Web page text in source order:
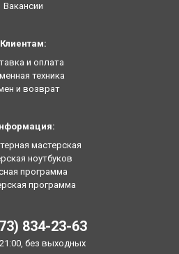
Вакансии
Клиентам:
и оплата
техника
и возврат
мастерская
ноутбуков
программа
программа
834-23-63
без выходных